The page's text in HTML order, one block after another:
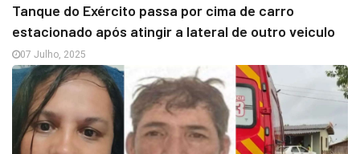
Tanque do Exército passa por cima de carro
estacionado após atingir a lateral de outro veiculo
07 Julho, 2025